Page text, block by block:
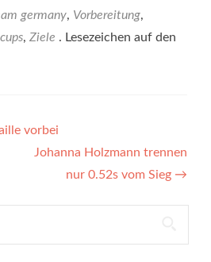
germany, Vorbereitung,
, Ziele . Lesezeichen auf den
vorbei
Johanna Holzmann trennen
nur 0.52s vom Sieg →